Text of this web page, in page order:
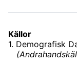
Källor
1. Demografisk
(